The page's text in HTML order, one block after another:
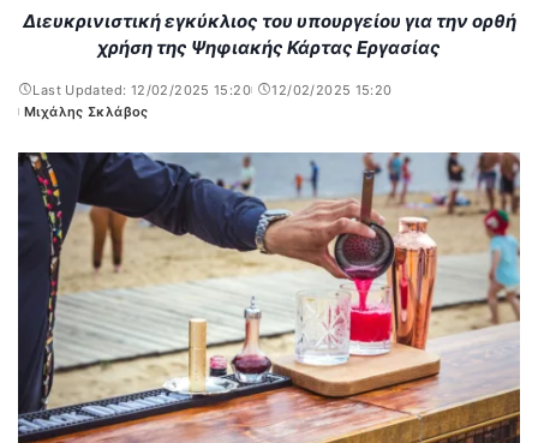
Διευκρινιστική εγκύκλιος του υπουργείου για την ορθή
χρήση της Ψηφιακής Κάρτας Εργασίας
Last Updated: 12/02/2025 15:20
12/02/2025 15:20
Posted
Μιχάλης Σκλάβος